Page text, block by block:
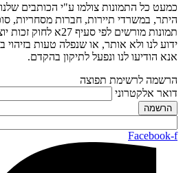
כמעט כל התמונות צולמו ע"י הכותבים
היתר, במשרדי תיירות, חברות מסחריות,
תמונות מורשים לפי
ידוע לנו ולא אותר, או שנפלה טעות בזיהוי
אנא הודיעו לנו ונפעל לתיקון בהקדם.
הרשמה לרשימת תפוצה
דואר אלקטרוני
Facebook-f